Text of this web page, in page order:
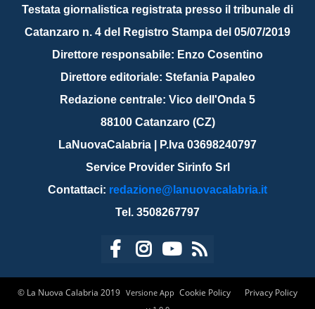
Testata giornalistica registrata presso il tribunale di
Catanzaro n. 4 del Registro Stampa del 05/07/2019
Direttore responsabile: Enzo Cosentino
Direttore editoriale: Stefania Papaleo
Redazione centrale: Vico dell'Onda 5
88100 Catanzaro (CZ)
LaNuovaCalabria | P.Iva 03698240797
Service Provider Sirinfo Srl
Contattaci: redazione@lanuovacalabria.it
Tel. 3508267797
© La Nuova Calabria 2019 Cookie Policy Privacy Policy
Versione App